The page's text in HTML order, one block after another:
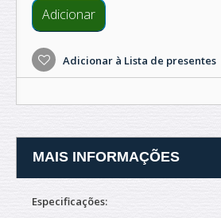
Adicionar
Adicionar à Lista de presentes
MAIS INFORMAÇÕES
Especificações: